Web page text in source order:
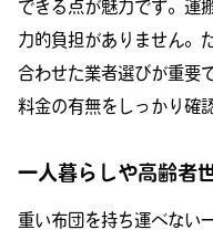
できる点が魅力です。運
力的負担がありません。
合わせた業者選びが重要
料金の有無をしっかり確
一人暮らしや高齢者
重い布団を持ち運べない